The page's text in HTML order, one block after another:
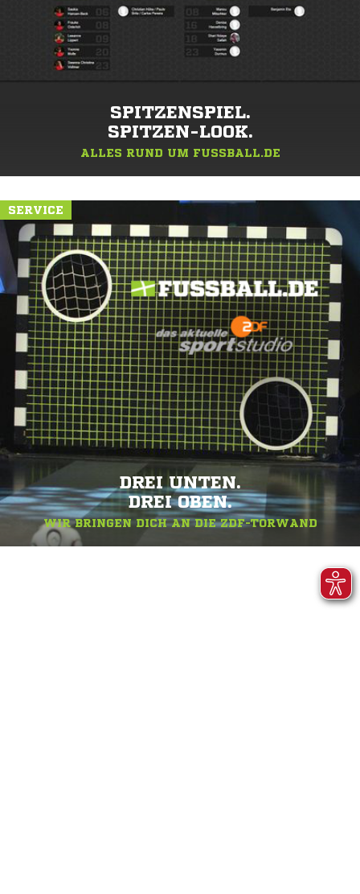
SPITZENSPIEL.
SPITZEN-LOOK.
ALLES RUND UM FUSSBALL.DE
SERVICE
DREI UNTEN.
DREI OBEN.
WIR BRINGEN DICH AN DIE ZDF-TORWAND